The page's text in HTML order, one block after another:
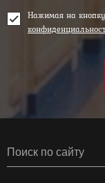
Нажимая на